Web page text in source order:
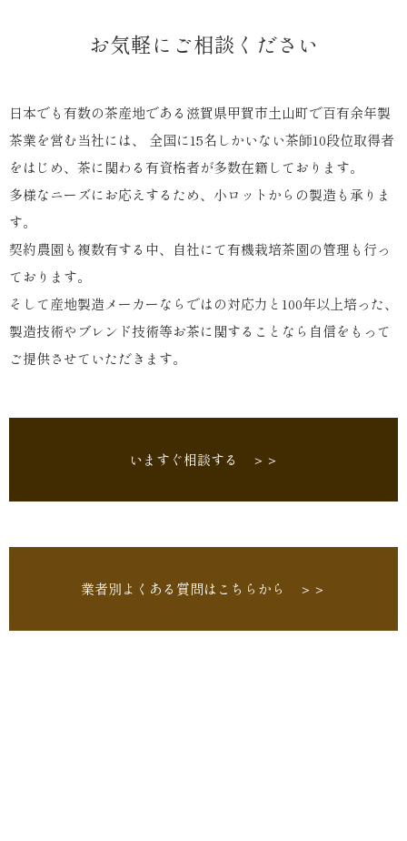
お気軽にご相談ください
日本でも有数の茶産地である滋賀県甲賀市土山町で百有余年製
茶業を営む当社には、
全国に15名しかいない茶師10段位取得者
をはじめ、茶に関わる有資格者が多数在籍しております。
多様なニーズにお応えするため、小ロットからの製造も承りま
す。
契約農園も複数有する中、自社にて有機栽培茶園の管理も行っ
ております。
そして産地製造メーカーならではの対応力と100年以上培った、
製造技術やブレンド技術等お茶に関することなら自信をもって
ご提供させていただきます。
いますぐ相談する ＞＞
業者別よくある質問はこちらから ＞＞